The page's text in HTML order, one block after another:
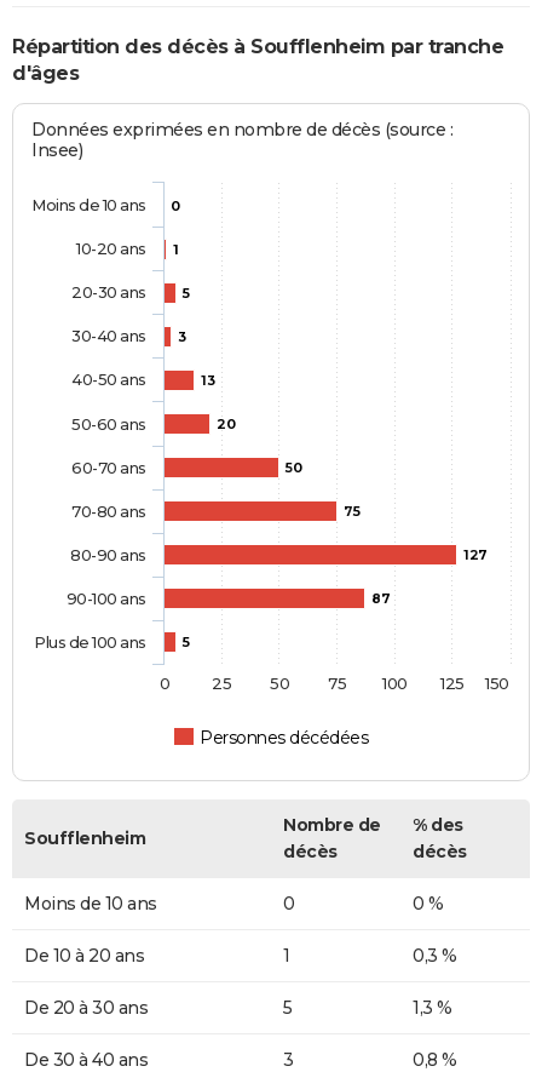
Répartition des décès à Soufflenheim par tranche
d'âges
Données exprimées en nombre de décès (source :
Insee)
0
1
5
3
13
20
50
75
127
87
5
Personnes décédées
Moins de 10 ans
10-20 ans
20-30 ans
30-40 ans
40-50 ans
50-60 ans
60-70 ans
70-80 ans
80-90 ans
90-100 ans
Plus de 100 ans
0 25 50 75 100 125 150
Soufflenheim
Nombre de
décès
% des
décès
Moins de 10 ans 0 0 %
De 10 à 20 ans 1 0,3 %
De 20 à 30 ans 5 1,3 %
De 30 à 40 ans 3 0,8 %